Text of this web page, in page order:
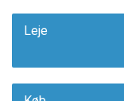
Leje